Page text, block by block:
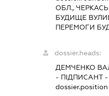
ОБЛ.,
БУДИЩЕ
ПЕРЕМОГИ
dossier.heads:
ДЕМЧЕНКО
- ПІДПИСАНТ-